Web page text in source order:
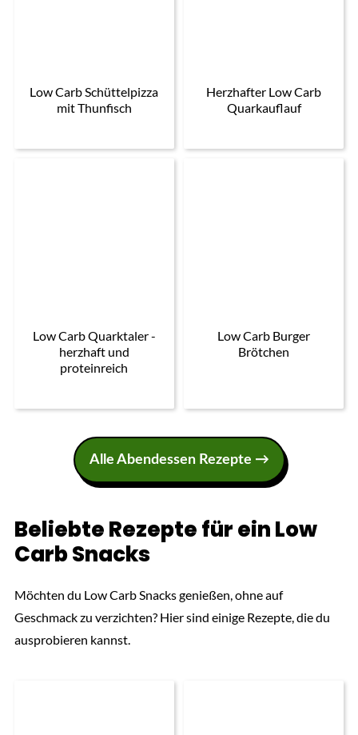
Low Carb Schüttelpizza
mit Thunfisch
Herzhafter Low Carb
Quarkauflauf
Low Carb Quarktaler -
herzhaft und
proteinreich
Low Carb Burger
Brötchen
Alle Abendessen Rezepte →
Beliebte Rezepte für ein Low
Carb Snacks
Möchten du Low Carb Snacks genießen, ohne auf
Geschmack zu verzichten? Hier sind einige Rezepte, die du
ausprobieren kannst.